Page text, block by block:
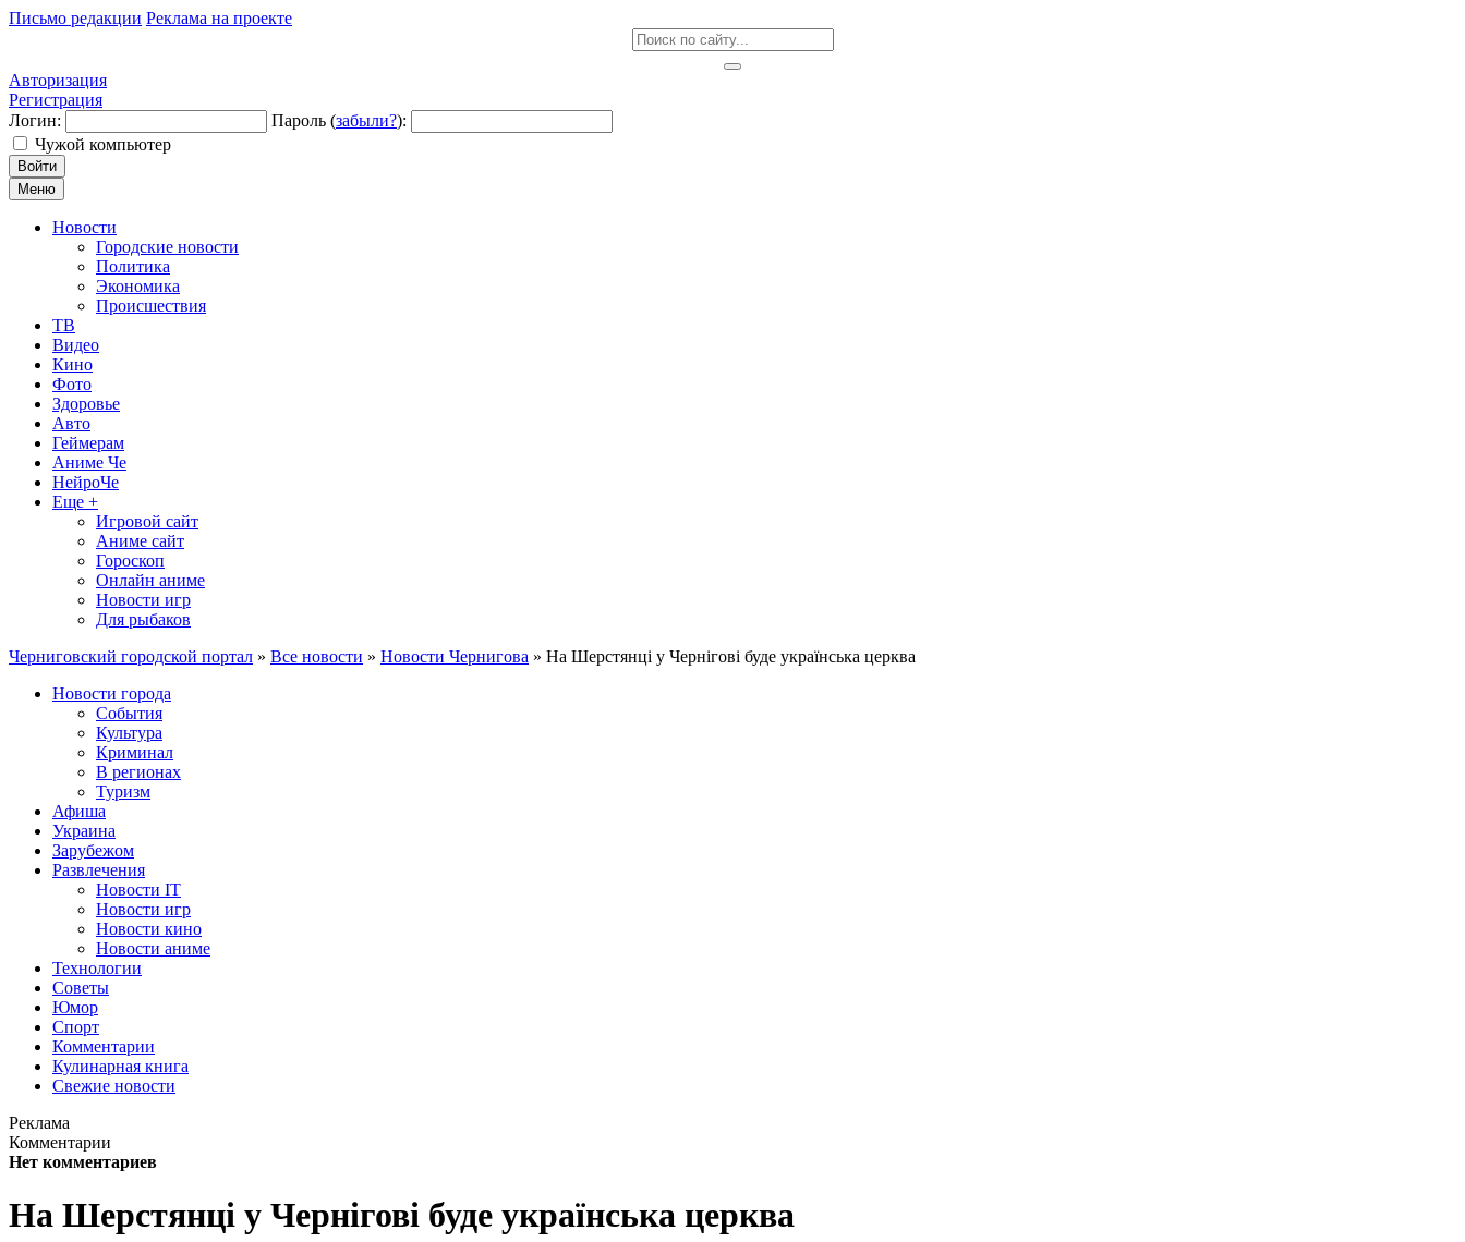
Письмо редакции Реклама на проекте
Авторизация
Регистрация
Логин:
Пароль (забыли?):
Чужой компьютер
Войти
Меню
Новости
Городские новости
Политика
Экономика
Происшествия
ТВ
Видео
Кино
Фото
Здоровье
Авто
Геймерам
Аниме Че
НейроЧе
Еще +
Игровой сайт
Аниме сайт
Гороскоп
Онлайн аниме
Новости игр
Для рыбаков
Черниговский городской портал » Все новости » Новости Чернигова » На Шерстянці у Чернігові буде українська церква
Новости города
События
Культура
Криминал
В регионах
Туризм
Афиша
Украина
Зарубежом
Развлечения
Новости IT
Новости игр
Новости кино
Новости аниме
Технологии
Советы
Юмор
Спорт
Комментарии
Кулинарная книга
Свежие новости
Реклама
Комментарии
Нет комментариев
На Шерстянці у Чернігові буде українська церква